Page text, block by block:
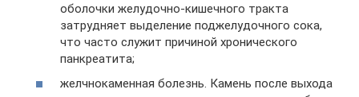
оболочки желудочно-кишечного тракта
затрудняет выделение поджелудочного сока,
что часто служит причиной хронического
панкреатита;
желчнокаменная болезнь. Камень после выхода